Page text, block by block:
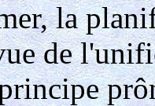
la
de